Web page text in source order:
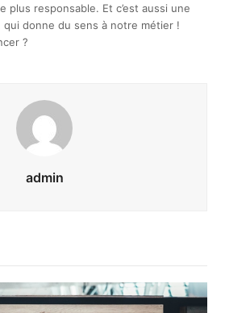
plus responsable. Et c’est aussi une
donne du sens à notre métier !
?
admin